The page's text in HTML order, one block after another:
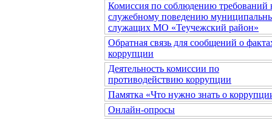
Комиссия по соблюдению требований
служебному поведению
служащих МО «Теучежский район»
Обратная связь для сообщений о
коррупции
Деятельность комиссии по
противодействию коррупции
Памятка «Что нужно знать о
Онлайн-опросы